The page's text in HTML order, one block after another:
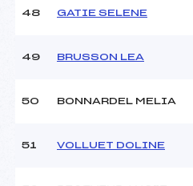
48 GATIE SELENE
49 BRUSSON LEA
50 BONNARDEL MELIA
51 VOLLUET DOLINE